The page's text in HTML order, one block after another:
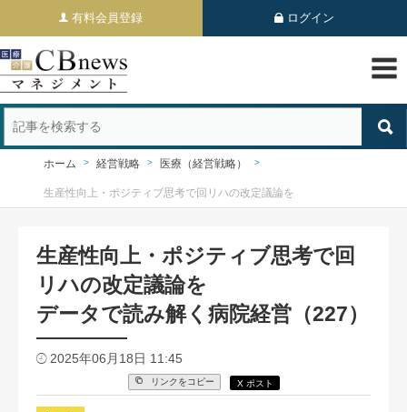
有料会員登録 ログイン
ホーム 経営戦略 医療（経営戦略）
生産性向上・ポジティブ思考で回リハの改定議論を
生産性向上・ポジティブ思考で回
リハの改定議論を
データで読み解く病院経営（227）
2025年06月18日 11:45
リンクをコピー X ポスト